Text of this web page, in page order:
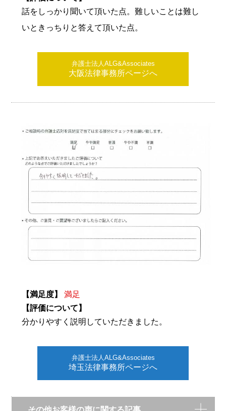
話をしっかり聞いて頂いた点。難しいことは難し
いときっちりと答えて頂いた点。
弁護士法人ALG&Associates
大阪法律事務所ページへ
【満足度】
満足
【評価について】
分かりやすく説明していただきました。
弁護士法人ALG&Associates
埼玉法律事務所ページへ